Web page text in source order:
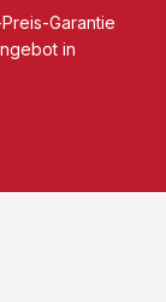
Garantie
in